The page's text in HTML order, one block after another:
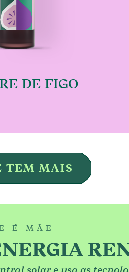
DE FIGO
€
TEM MAIS
É MÃE